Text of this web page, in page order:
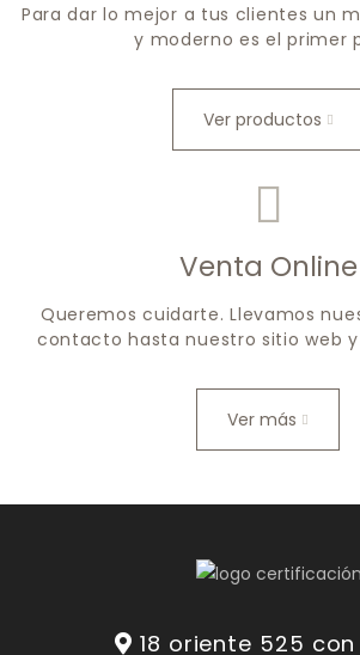
Para dar lo mejor a tus clientes un
y moderno es el primer
Ver productos
Venta Online
Queremos cuidarte. Llevamos
contacto hasta nuestro sitio web y
Ver más
18 oriente 525